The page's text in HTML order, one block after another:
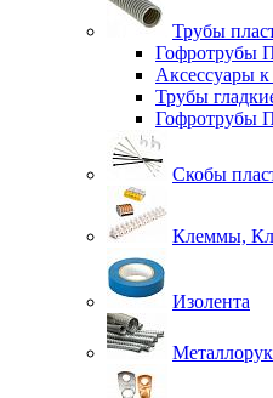
Трубы
Гофротрубы
Аксессуары
Трубы
Гофротрубы
Скобы
Клеммы,
Изолента